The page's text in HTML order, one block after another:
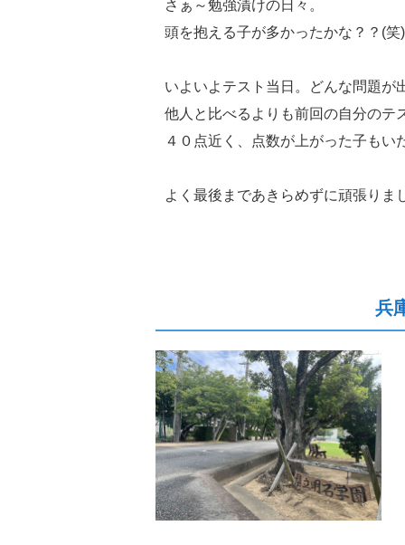
さぁ～勉強漬けの日々。
頭を抱える子が多かったかな？？(笑)
いよいよテスト当日。どんな問題が
他人と比べるよりも前回の自分のテ
４０点近く、点数が上がった子もい
よく最後まであきらめずに頑張りま
兵